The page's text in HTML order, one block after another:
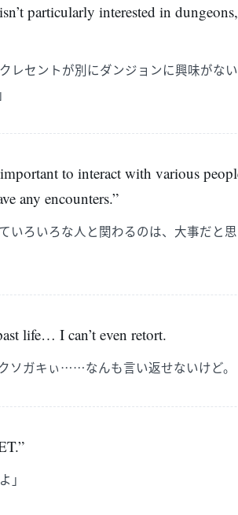
particularly interested in
レセントが別にダンジョンに興味がな
important to interact with various
any encounters.”
いろいろな人と関わるのは、大事だと
life… I can’t even retort.
ソガキぃ……なんも言い返せないけど。
」